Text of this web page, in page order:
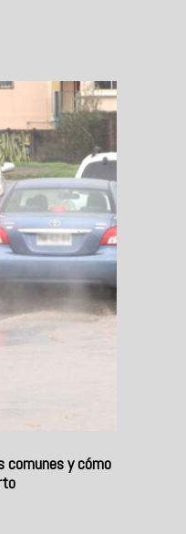
comunes y cómo